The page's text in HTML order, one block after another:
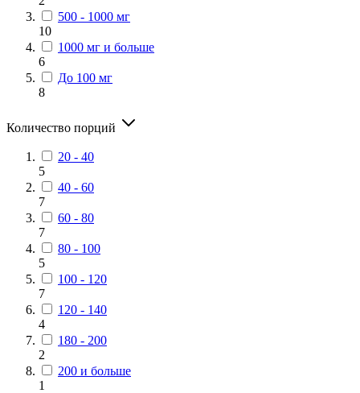
500 - 1000 мг
10
1000 мг и больше
6
До 100 мг
8
Количество порций
20 - 40
5
40 - 60
7
60 - 80
7
80 - 100
5
100 - 120
7
120 - 140
4
180 - 200
2
200 и больше
1